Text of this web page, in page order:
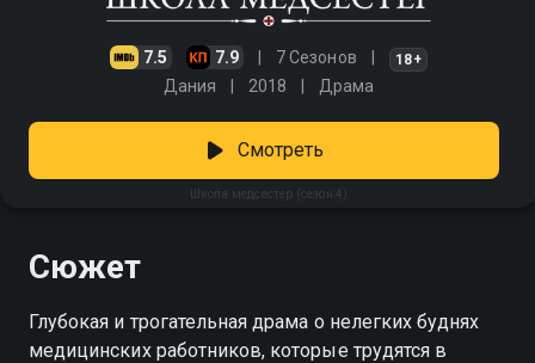
7.5 7.9 7 Сезонов 18+
Дания 2018 Драма
Школа медсестер (сезон 4)
Смотреть
Сюжет
Глубокая и трогательная драма о нелегких буднях
медицинских работников, которые трудятся в